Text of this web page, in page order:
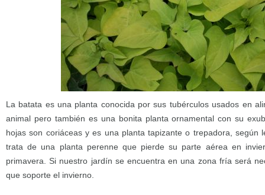
La batata es una planta conocida por sus tubérculos usados en
animal pero también es una bonita planta ornamental con su
hojas son coriáceas y es una planta tapizante o trepadora, según
trata de una planta perenne que pierde su parte aérea en
primavera. Si nuestro jardín se encuentra en una zona fría será
que soporte el invierno.